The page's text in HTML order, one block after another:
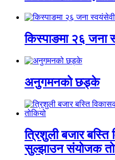
किस्पाङमा २६ जना
अनुगमनको छड्के
त्रिशुली बजार बस्ति
सुल्झाउन संयोजक